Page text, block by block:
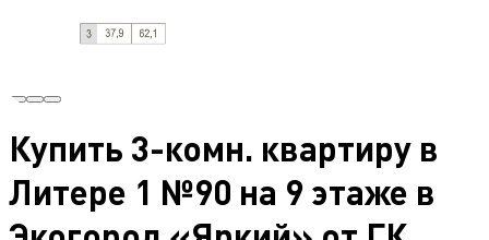
Купить 3-комн. квартиру в
Литере 1 №90 на 9 этаже в